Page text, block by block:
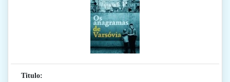
Titulo: